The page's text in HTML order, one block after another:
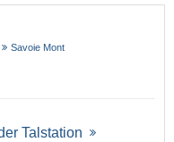
Savoie Mont
Talstation